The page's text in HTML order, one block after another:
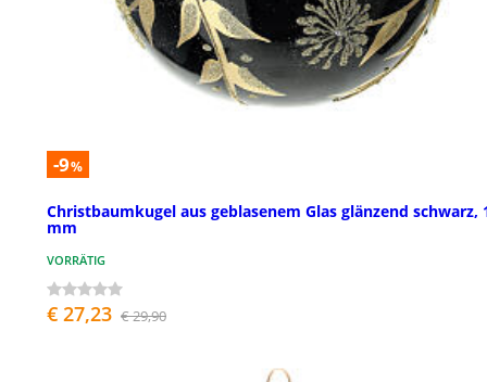
-9%
Christbaumkugel aus geblasenem Glas glänzend schwarz,
mm
VORRÄTIG
€ 27,23 € 29,90